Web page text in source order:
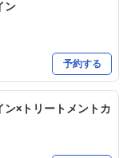
ン
予約する
ン×トリートメントカ